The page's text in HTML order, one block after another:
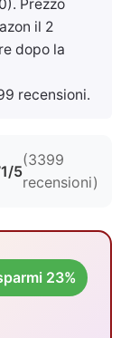
Prezzo
il 2
dopo la
recensioni.
5
(3399
recensioni)
23%